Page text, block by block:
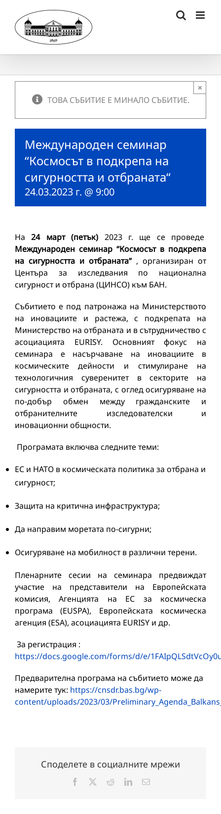
content
ТОВА СЪБИТИЕ Е МИНАЛО СЪБИТИЕ.
×
Международeн семинар
“Космосът в подкрепа на
сигурността и отбраната“
24.03.2023 г. @ 9:00
На24 март (петък) 2023 г. ще се проведе
Международен семинар “Космосът в подкрепа
на сигурността и отбраната“ , организиран от
Центъра за изследвания по национална
сигурност и отбрана (ЦИНСО) към БАН.
Събитието е под патронажа на Министерството
на иновациите и растежа, с подкрепата на
Министерство на отбраната и в сътрудничество с
асоциацията EURISY. Основният фокус на
семинара е насърчаване на иновациите в
космическите дейности и стимулиране на
технологичния суверенитет в секторите на
сигурността и отбраната, с оглед осигуряване на
по-добър обмен между гражданските и
отбранителните изследователски и
иновационни общности.
Програмата включва следните теми:
ЕС и НАТО в космическата политика за отбрана и
сигурност;
Защита на критична инфраструктура;
Да направим моретата по-сигурни;
Осигуряване на мобилност в различни терени.
Пленарните сесии на семинара предвиждат
участие на представители на Европейската
комисия, Агенцията на ЕС за космическа
програма (EUSPA), Европейската космическа
агенция (ESA), асоциацията EURISY и др.
За регистрация :
https://docs.google.com/forms/d/e/
Предварителна програма на събитието може да
намерите тук: https://cnsdr.bas.bg/wp-
content/uploads/2023/03/
Споделете в социалните мрежи
Facebook RedditLinkedInЕлектронна